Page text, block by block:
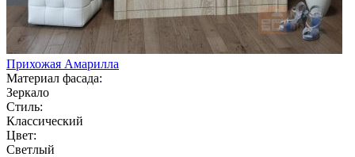
Прихожая Амарилла
Материал фасада:
Зеркало
Стиль:
Классический
Цвет:
Светлый